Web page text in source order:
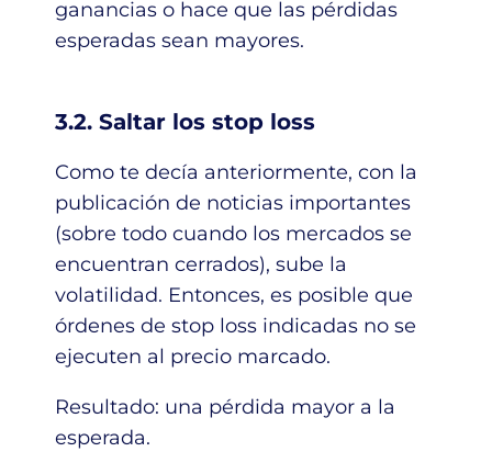
ganancias o hace que las pérdidas
esperadas sean mayores.
3.2. Saltar los stop loss
Como te decía anteriormente, con la
publicación de noticias importantes
(sobre todo cuando los mercados se
encuentran cerrados), sube la
volatilidad. Entonces, es posible que
órdenes de stop loss indicadas no se
ejecuten al precio marcado.
Resultado: una pérdida mayor a la
esperada.